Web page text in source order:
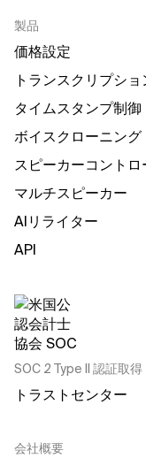
製品
価格設定
トランスクリプシ
タイムスタンプ制御
ボイスクローニング
スピーカーコントロ
マルチスピーカー
AIリライター
API
SOC 2 Type II 認証取得
トラストセンター
会社概要